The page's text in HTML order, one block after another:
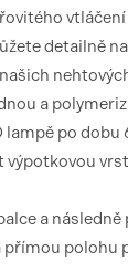
vtláčení
detailně
a
po dobu
výpotkovou
a
polohu